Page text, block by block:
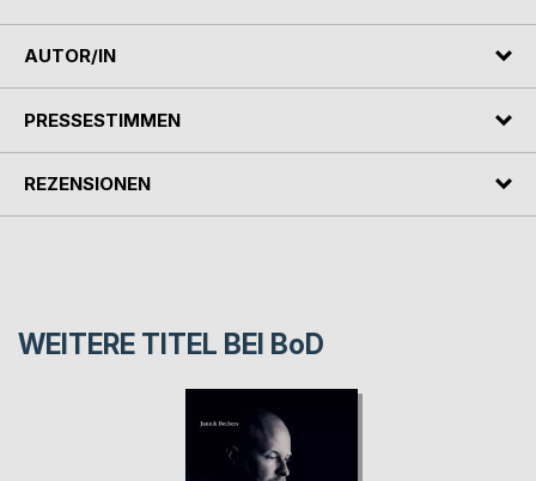
AUTOR/IN
PRESSESTIMMEN
REZENSIONEN
WEITERE TITEL BEI BoD